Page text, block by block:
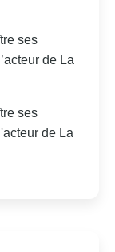
ses
de La
ses
de La